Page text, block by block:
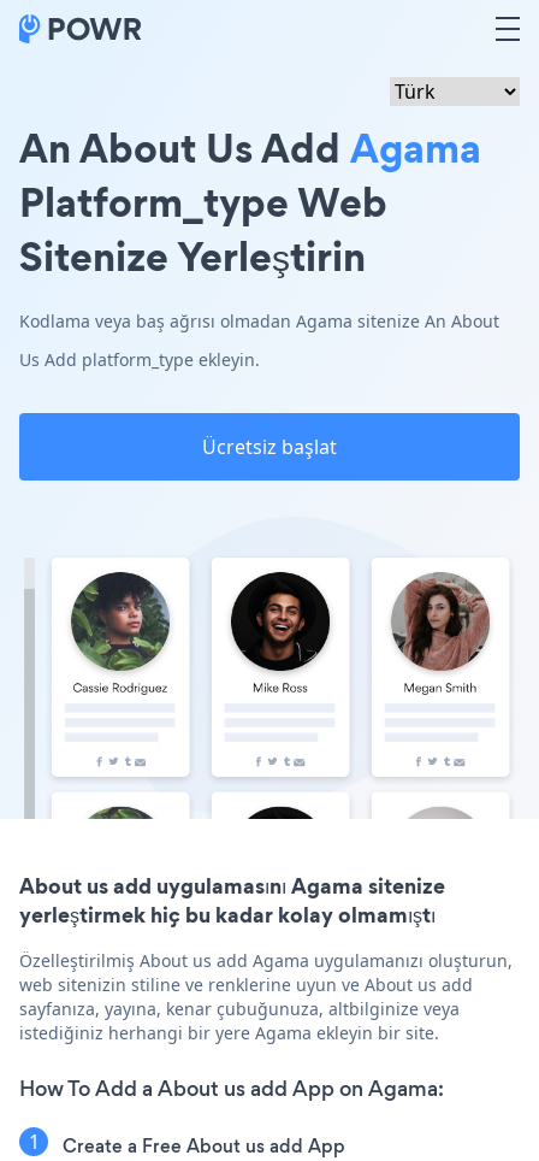
An About Us Add Agama
Platform_type Web
Sitenize Yerleştirin
Kodlama veya baş ağrısı olmadan Agama sitenize An About
Us Add platform_type ekleyin.
Ücretsiz başlat
About us add uygulamasını Agama sitenize
yerleştirmek hiç bu kadar kolay olmamıştı
Özelleştirilmiş About us add Agama uygulamanızı oluşturun,
web sitenizin stiline ve renklerine uyun ve About us add
sayfanıza, yayına, kenar çubuğunuza, altbilginize veya
istediğiniz herhangi bir yere Agama ekleyin bir site.
How To Add a About us add App on Agama:
Create a Free About us add App